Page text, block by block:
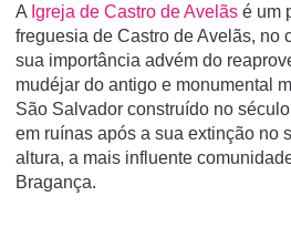
A Igreja de Castro de Avelãs é um
freguesia de Castro de Avelãs, no
sua importância advém do
mudéjar do antigo e monumental
São Salvador construí­do no
em ruí­nas após a sua extinção no
altura, a mais influente
Bragança.